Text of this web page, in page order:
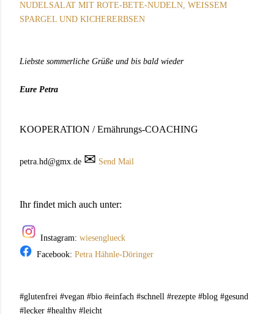
NUDELSALAT MIT ROTE-BETE-NUDELN, WEISSEM
SPARGEL UND KICHERERBSEN
Liebste sommerliche Grüße und bis bald wieder
Eure Petra
KOOPERATION / Ernährungs-COACHING
petra.hd@gmx.de ✉ Send Mail
Ihr findet mich auch unter:
Instagram: wiesenglueck
Facebook: Petra Hähnle-Döringer
#glutenfrei #vegan #bio #einfach #schnell #rezepte #blog #gesund
#lecker #healthy #leicht